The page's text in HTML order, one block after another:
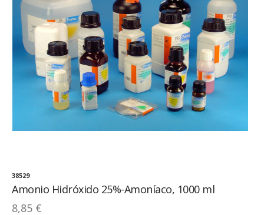
38529
Amonio Hidróxido 25%-Amoníaco, 1000 ml
8,85 €